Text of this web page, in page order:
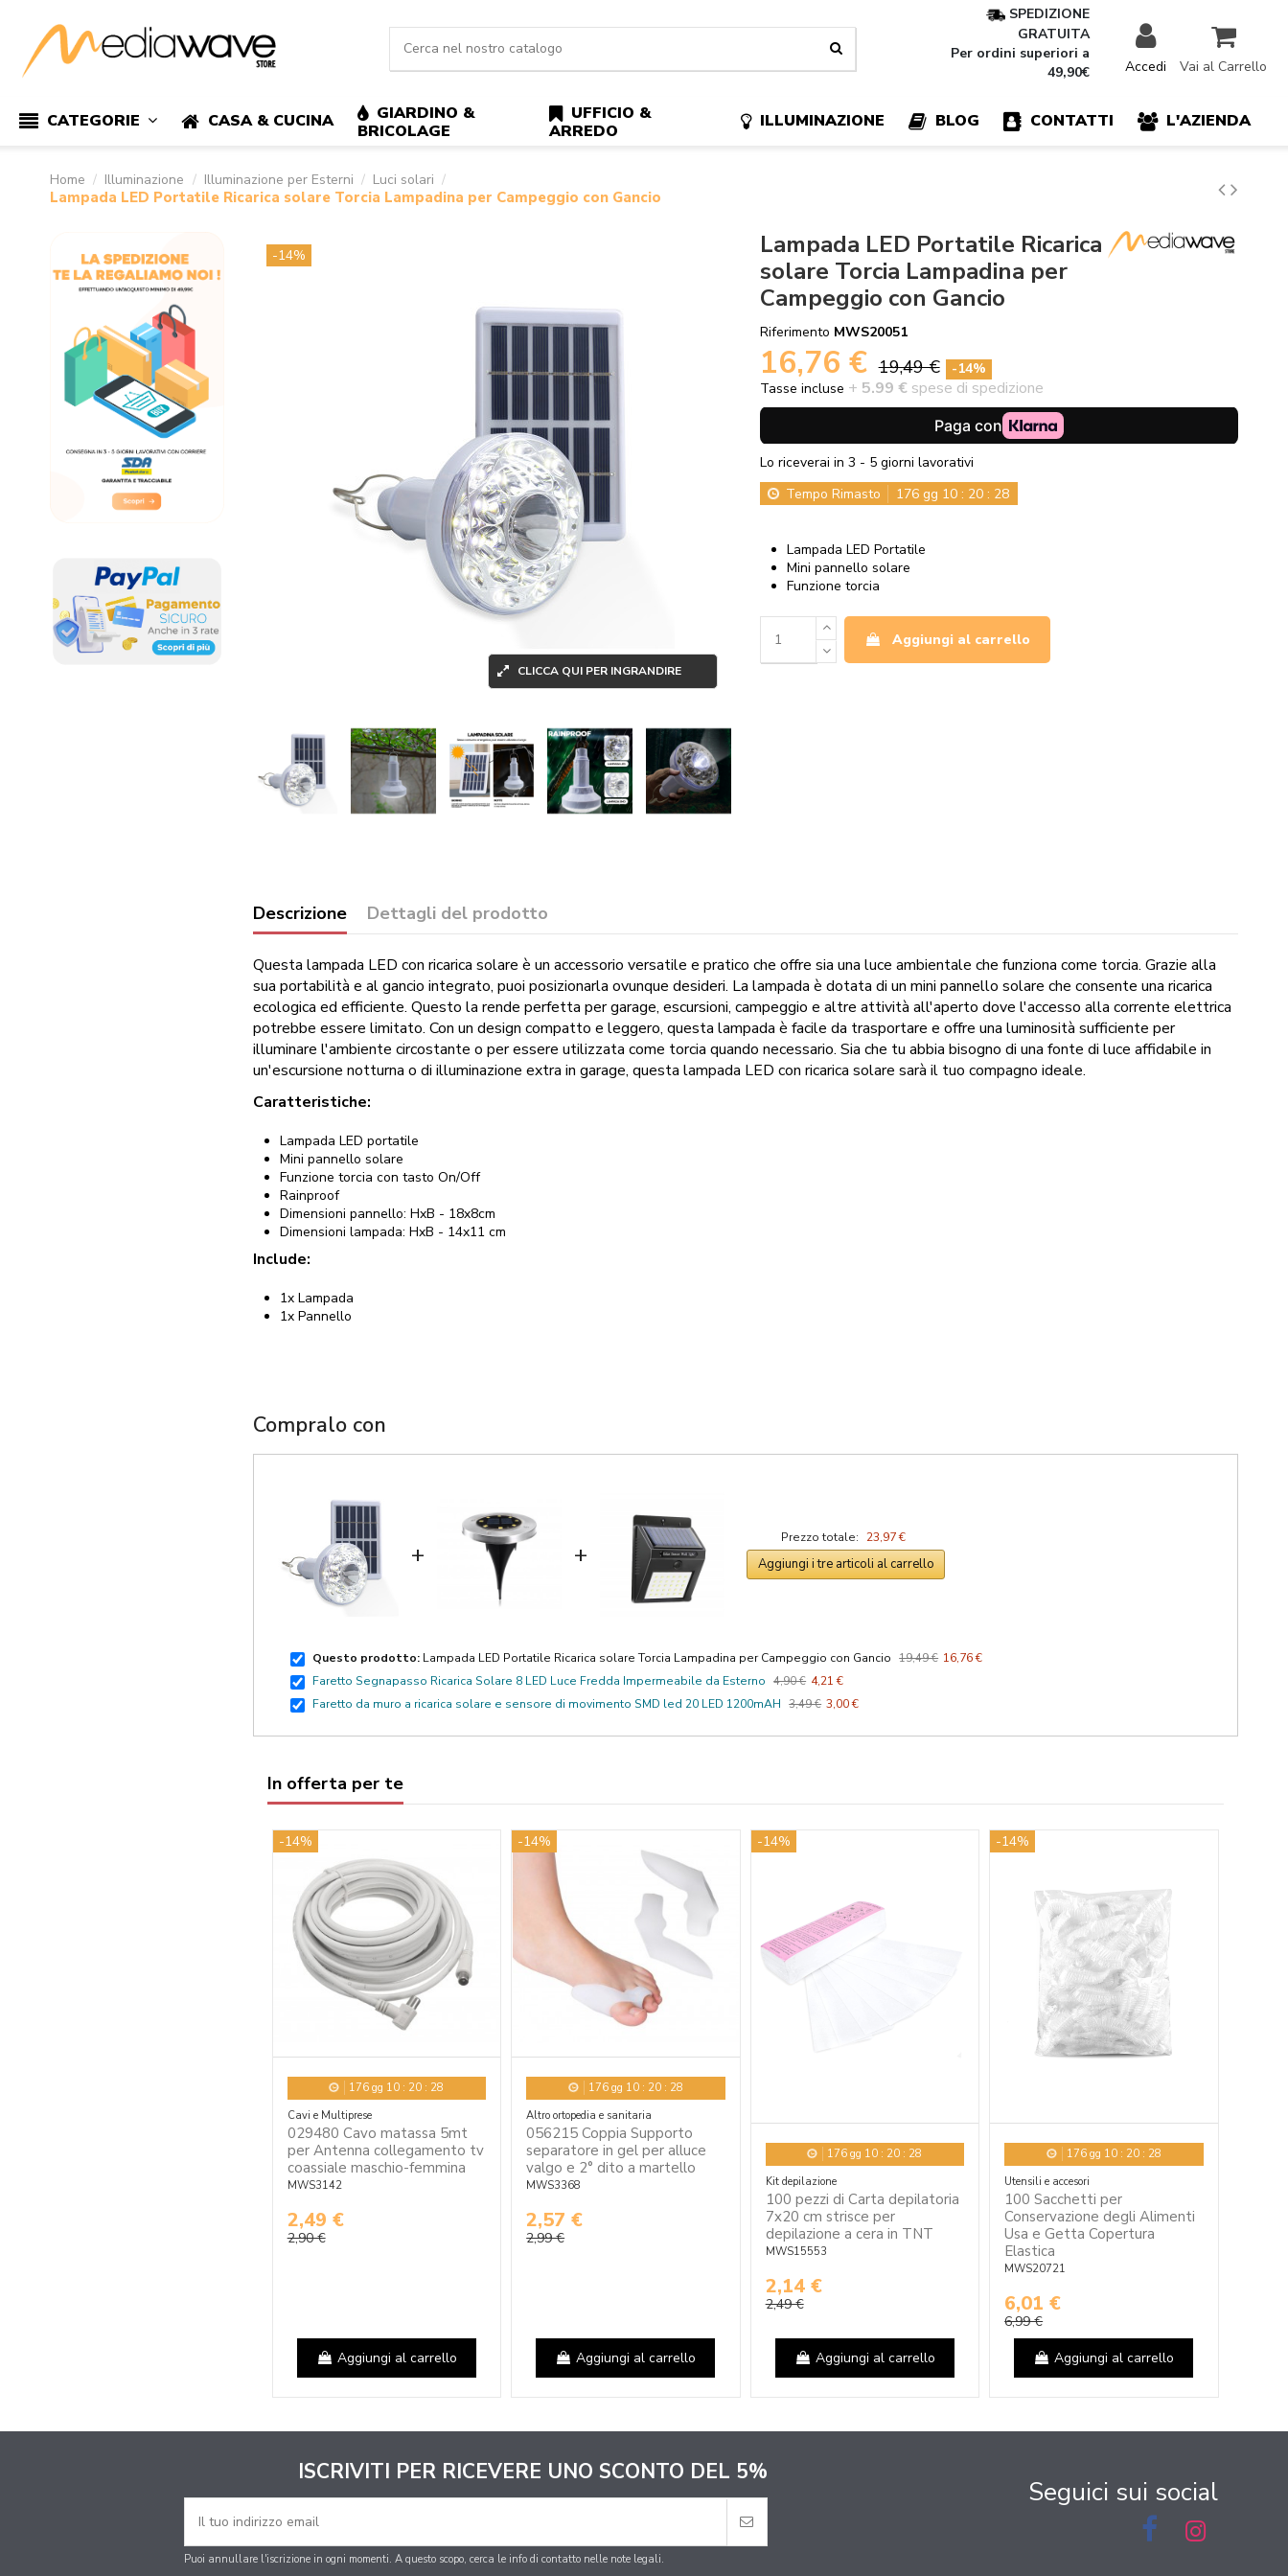
SPEDIZIONE
GRATUITA
Per ordini superiori a
49,90€
Accedi Vai al Carrello
CATEGORIE CASA & CUCINA
GIARDINO &
BRICOLAGE
UFFICIO &
ARREDO
ILLUMINAZIONE BLOG CONTATTI L'AZIENDA
Home Illuminazione Illuminazione per Esterni Luci solari
Lampada LED Portatile Ricarica solare Torcia Lampadina per Campeggio con Gancio
-14%
Lampada LED Portatile Ricarica
solare Torcia Lampadina per
Campeggio con Gancio
Riferimento MWS20051
16,76 € 19,49 €
-14%
Tasse incluse + 5.99 €spese di spedizione
Lo riceverai in 3 - 5 giorni lavorativi
Tempo Rimasto
176 gg 10 : 20 : 27
Lampada LED Portatile
Mini pannello solare
Funzione torcia
Aggiungi al carrello
Descrizione Dettagli del prodotto
Questa lampada LED con ricarica solare è un accessorio versatile e pratico che offre sia una luce ambientale che funziona come torcia. Grazie alla
sua portabilità e al gancio integrato, puoi posizionarla ovunque desideri. La lampada è dotata di un mini pannello solare che consente una ricarica
ecologica ed efficiente. Questo la rende perfetta per garage, escursioni, campeggio e altre attività all'aperto dove l'accesso alla corrente elettrica
potrebbe essere limitato. Con un design compatto e leggero, questa lampada è facile da trasportare e offre una luminosità sufficiente per
illuminare l'ambiente circostante o per essere utilizzata come torcia quando necessario. Sia che tu abbia bisogno di una fonte di luce affidabile in
un'escursione notturna o di illuminazione extra in garage, questa lampada LED con ricarica solare sarà il tuo compagno ideale.
Caratteristiche:
Lampada LED portatile
Mini pannello solare
Funzione torcia con tasto On/Off
Rainproof
Dimensioni pannello: HxB - 18x8cm
Dimensioni lampada: HxB - 14x11 cm
Include:
1x Lampada
1x Pannello
Compralo con
+ +
Prezzo totale: 23,97 €
Aggiungi i tre articoli al carrello
Questo prodotto: Lampada LED Portatile Ricarica solare Torcia Lampadina per Campeggio con Gancio 19,49 € 16,76 €
Faretto Segnapasso Ricarica Solare 8 LED Luce Fredda Impermeabile da Esterno 4,90 € 4,21 €
Faretto da muro a ricarica solare e sensore di movimento SMD led 20 LED 1200mAH 3,49 € 3,00 €
In offerta per te
-14%
176 gg 10 : 20 : 27
Cavi e Multiprese
029480 Cavo matassa 5mt
per Antenna collegamento tv
coassiale maschio-femmina
MWS3142
2,49 €
2,90 €
Aggiungi al carrello
-14%
176gg 10: 20: 27
Altro ortopedia e sanitaria
056215 Coppia Supporto
separatore in gel per alluce
valgo e 2° dito a martello
MWS3368
2,57 €
2,99 €
Aggiungi al carrello
-14%
176 gg 10 : 20 : 27
Kit depilazione
100 pezzi di Carta depilatoria
7x20 cm strisce per
depilazione a cera in TNT
MWS15553
2,14 €
2,49 €
Aggiungi al carrello
-14%
176gg 10: 20: 27
Utensili e accesori
100 Sacchetti per
Conservazione degli Alimenti
Usa e Getta Copertura
Elastica
MWS20721
6,01 €
6,99 €
Aggiungi al carrello
ISCRIVITI PER RICEVERE UNO SCONTO DEL 5%
Puoi annullare l'iscrizione in ogni momenti. A questo scopo, cerca le info di contatto nelle note legali.